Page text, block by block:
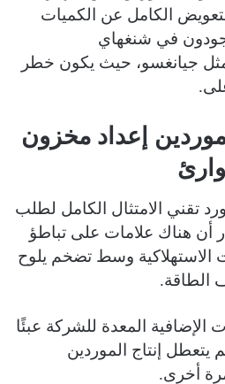
الكامل عن الكميات
في شنغهاي
جيانغسو، حيث يكون خطر
إعداد مخزون
تقني الامتثال الكامل لطلب
أن هناك علامات على تباطؤ
الاستهلاكية وسط تضخم يلوح
الطاقة.
الإضافية المعدة للشركة عبئًا
يتعطل إنتاج الموردين
أخرى.